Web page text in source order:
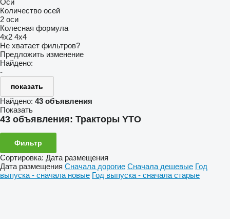
Оси
Количество осей
2 оси
Колесная формула
4x2 4x4
Не хватает фильтров?
Предложить изменение
Найдено:
-
показать
Найдено: 43 объявления
Показать
43 объявления: Тракторы YTO
Фильтр
Сортировка: Дата размещения
Дата размещения Сначала дорогие Сначала дешевые Год
выпуска - сначала новые Год выпуска - сначала старые